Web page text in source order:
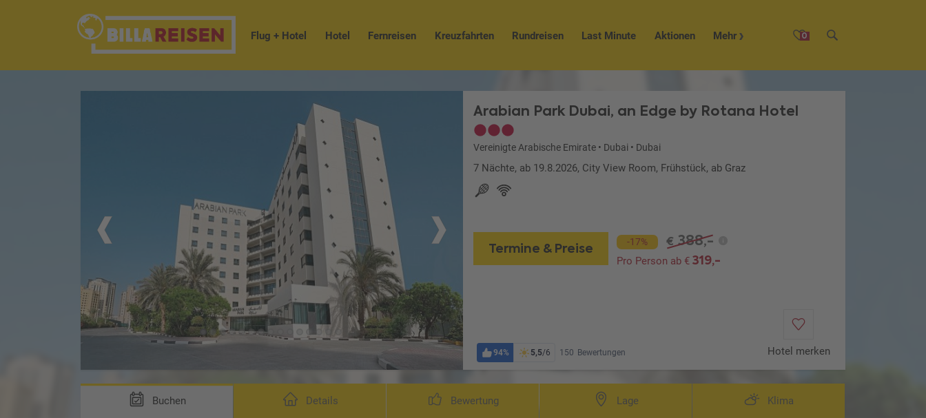
0
Flug + Hotel Hotel Fernreisen Kreuzfahrten Rundreisen Last Minute Aktionen Mehr
Arabian Park Dubai, an Edge by Rotana Hotel
Vereinigte Arabische Emirate • Dubai • Dubai
7 Nächte, ab 19.8.2026, City View Room, Frühstück, ab Graz
Termine & Preise -17% € 388,-
Pro Person ab €319,-
94% 5,5/6 150 Bewertungen Hotel merken
Buchen Details Bewertung Lage Klima